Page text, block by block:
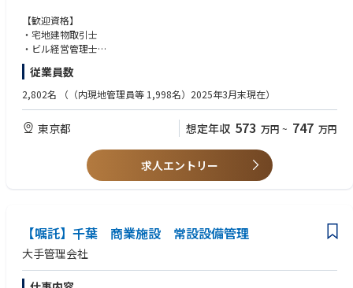
※（雇入れ直後）非住居物件の管理業務
【歓迎資格】
・宅地建物取引士
・ビル経営管理士
・2級（建築/管工事/電気工事/電気通信工事）施工管理技士
・消防設備士（甲種：1～5類）
・電気主任技術者三種
【資格尚可】
・ボイラー技士
・建築物環境衛生管理技術者
・第二種電気工事士
従業員数
2,802名 （（内現地管理員等 1,998名）2025年3月末現在）
東京都 想定年収 573 万円 ~ 747 万円
求人エントリー
【嘱託】千葉 商業施設 常設設備管理
大手管理会社